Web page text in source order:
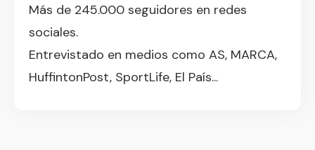
Más de 245.000 seguidores en redes
sociales.
Entrevistado en medios como AS, MARCA,
HuffintonPost, SportLife, El País...